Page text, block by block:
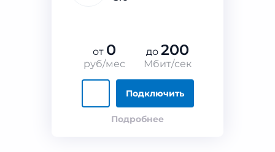
от 0
руб/мес
до 200
Мбит/сек
Подключить
Подробнее